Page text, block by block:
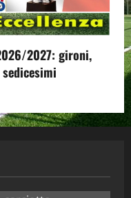
2027: gironi,